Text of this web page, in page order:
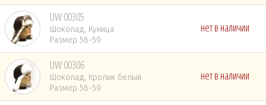
UW 00305
Шоколад, Куница
Размер 56-59
нет в наличии
UW 00306
Шоколад, Кролик белый
Размер 56-59
нет в наличии